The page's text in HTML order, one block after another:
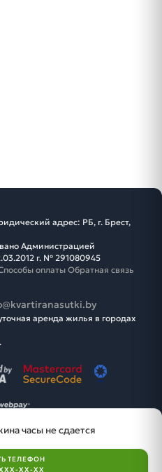
на часы не сдается
ТЕЛЕФОН
XX-XX
адрес: РБ, г. Брест,
Администрацией
г. № 291080945
оплатыОбратная связь
аренда жилья в городах